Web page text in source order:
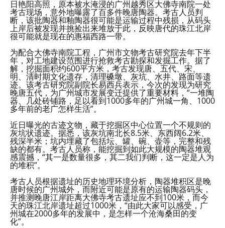
日艳阳高照，原本被水淹浸的广州越秀区大佛寺南院一处
考古现场，意外地曝露了百多件晚唐陶器。考古人员判
断，该批陶器和釉陶器很可能是运输过程中残损，从码头
上岸后被发现并挑捡出来堆放于此，反映唐代的珠江北岸
很可能就是现在的惠福西路一带。
为配合大佛寺南院工程，广州市文物考古研究院去年下半
年，对工地建设范围进行抢救考古勘探和发掘工作。据了
解，挖掘面积约600平方米，考古发现唐、五代、宋、
明、清时期文化遗存，清理磉墩、灰坑、水井、路面等遗
迹。该考古研究院副院长易西兵表示，今次的发现为研究
晚唐五代，为广州城市发展变迁提供了重要材料，“一堆陶
器、几处砖铺路，足以看到1000多年的广州城一角、1000
多年前的老广怎样生活”。
近日曝光的古迹文物，藏于挖掘区中心位置一个不规则的
灰坑状遗迹。据悉，该灰坑南北长8.5米、东西阔6.2米、
残深半米；坑内埋藏了包括坛、罐、碗、壶等，完整和残
缺的都有。考古人员称，能挖掘到如此大规模的陶器堆观
感震撼，“其一是数量很多，其二我们判断，这一定是人为
的堆积”。
考古人员根据遗址的历史地理环境分析，陶器堆积区是晚
唐时候的广州城外，而附近可能是原有的运输陶器码头，
并推测晚唐江岸距离大佛寺考古遗址应不到100米，而今
天的珠江北岸遗址超过1000米，“由此大家可以感受，广
州城在2000多年的发展中，是怎样一个沧海桑田的变
化”。